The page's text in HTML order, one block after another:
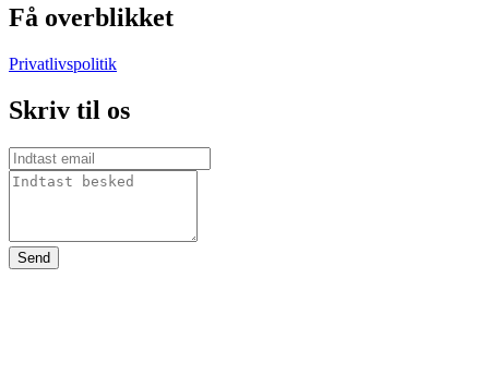
Få overblikket
Privatlivspolitik
Skriv til os